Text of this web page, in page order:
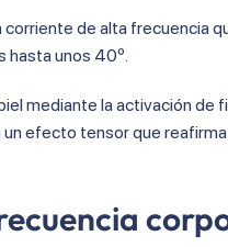
de alta frecuencia
hasta unos 40º.
mediante la activación de
un efecto tensor que